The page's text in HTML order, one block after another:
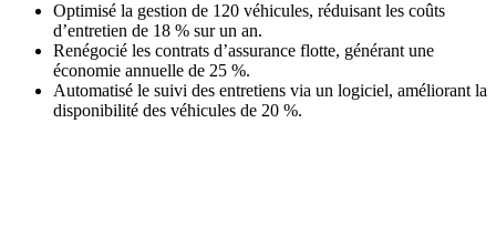
Optimisé la gestion de 120 véhicules, réduisant les coûts
d’entretien de 18 % sur un an.
Renégocié les contrats d’assurance flotte, générant une
économie annuelle de 25 %.
Automatisé le suivi des entretiens via un logiciel, améliorant la
disponibilité des véhicules de 20 %.